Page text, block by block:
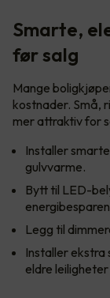
Smarte,
før salg
Mange
kostnader. Små,
mer attraktiv for
Installer
gulvvarme.
Bytt til LED-
Legg til
Installer
eldre